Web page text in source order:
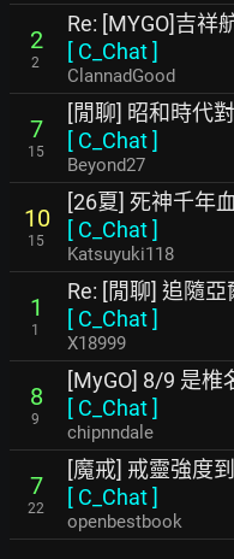
2
2
Re: [MYGO]吉祥
[ C_Chat]
ClannadGood
7
15
[閒聊] 昭和時代
[ C_Chat]
Beyond27
10
15
[26夏] 死神千年
[ C_Chat]
Katsuyuki118
1
1
Re: [閒聊] 追隨
[ C_Chat]
X18999
8
9
[MyGO] 8/9 是椎
[ C_Chat]
chipnndale
7
22
[魔戒] 戒靈強度
[ C_Chat]
openbestbook